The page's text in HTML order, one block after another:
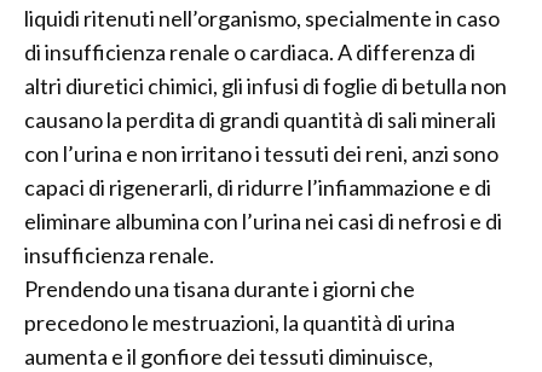
liquidi ritenuti nell’organismo, specialmente in caso
di insufficienza renale o cardiaca. A differenza di
altri diuretici chimici, gli infusi di foglie di betulla non
causano la perdita di grandi quantità di sali minerali
con l’urina e non irritano i tessuti dei reni, anzi sono
capaci di rigenerarli, di ridurre l’infiammazione e di
eliminare albumina con l’urina nei casi di nefrosi e di
insufficienza renale.
Prendendo una tisana durante i giorni che
precedono le mestruazioni, la quantità di urina
aumenta e il gonfiore dei tessuti diminuisce,